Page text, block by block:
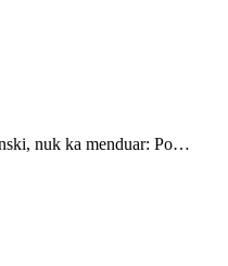
nuk ka menduar: Po…